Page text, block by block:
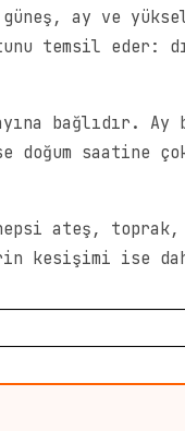
güneş, ay ve
eder:
bağlıdır.
doğum saatine
ateş,
kesişimi ise